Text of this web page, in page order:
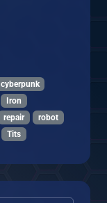
cyberpunk
Iron
repair
robot
Tits